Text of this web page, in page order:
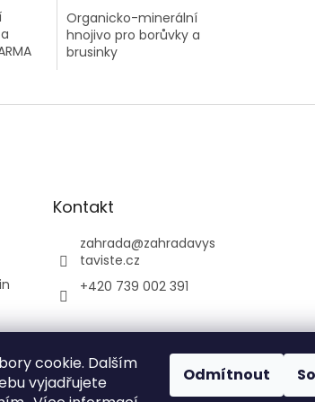
cookie. Dalším
vyjadřujete
Odmítnout
Organicko-minerální
hnojivo pro borůvky a
brusinky
Kontakt
zahrada@zahradavys
taviste.cz
+420 739 002 391